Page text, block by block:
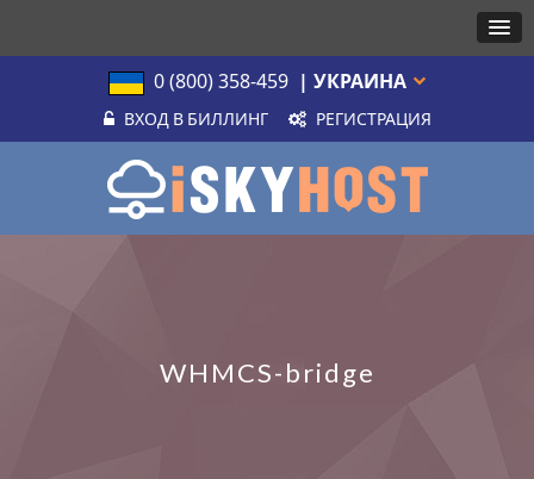
0 (800) 358-459 | УКРАИНА
ВХОД В БИЛЛИНГ РЕГИСТРАЦИЯ
WHMCS-bridge